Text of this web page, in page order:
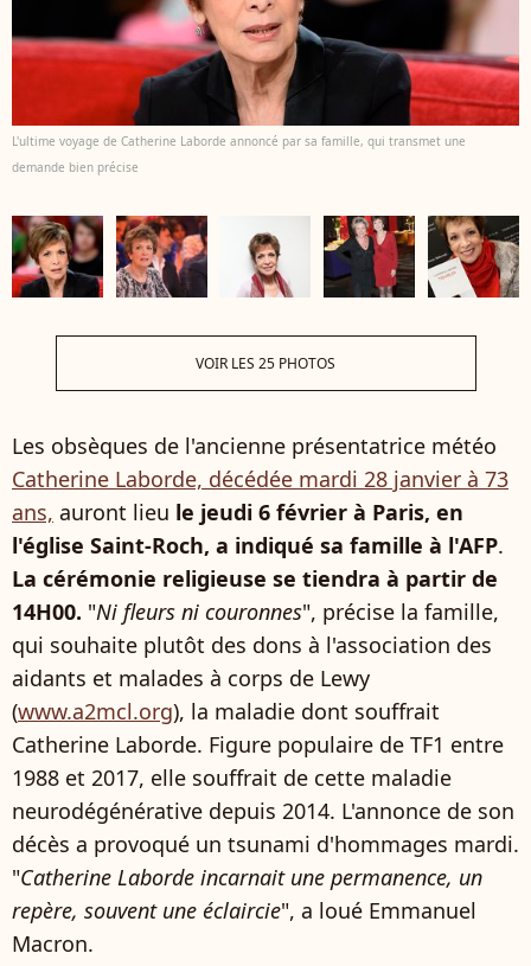
L'ultime voyage de Catherine Laborde annoncé par sa famille, qui transmet une
demande bien précise
VOIR LES 25 PHOTOS
Les obsèques de l'ancienne présentatrice météo
Catherine Laborde, décédée mardi 28 janvier à 73
ans, auront lieu le jeudi 6 février à Paris, en
l'église Saint-Roch, a indiqué sa famille à l'AFP.
La cérémonie religieuse se tiendra à partir de
14H00. "Ni fleurs ni couronnes", précise la famille,
qui souhaite plutôt des dons à l'association des
aidants et malades à corps de Lewy
(www.a2mcl.org), la maladie dont souffrait
Catherine Laborde. Figure populaire de TF1 entre
1988 et 2017, elle souffrait de cette maladie
neurodégénérative depuis 2014. L'annonce de son
décès a provoqué un tsunami d'hommages mardi.
"Catherine Laborde incarnait une permanence, un
repère, souvent une éclaircie", a loué Emmanuel
Macron.